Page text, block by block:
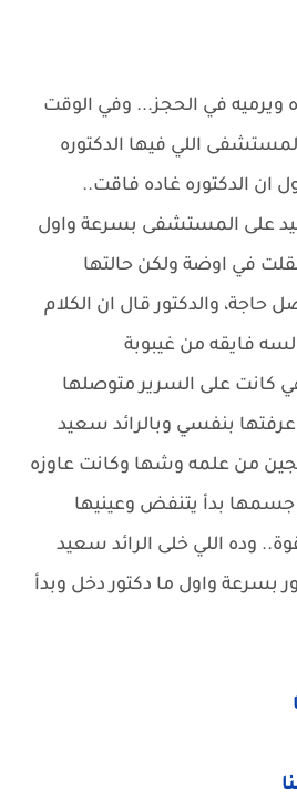
ويرميه في الحجز... وفي الوقت
اللي فيها الدكتوره
ان الدكتوره غاده فاقت..
على المستشفى بسرعة واول
في اوضة ولكن حالتها
والدكتور قال ان الكلام
فايقه من غيبوبة
كانت على السرير متوصلها
بنفسي وبالرائد سعيد
من علمه وشها وكانت عاوزه
بدأ يتنفض وعينيها
وده اللي خلى الرائد سعيد
بسرعة واول ما دكتور دخل وبدأ